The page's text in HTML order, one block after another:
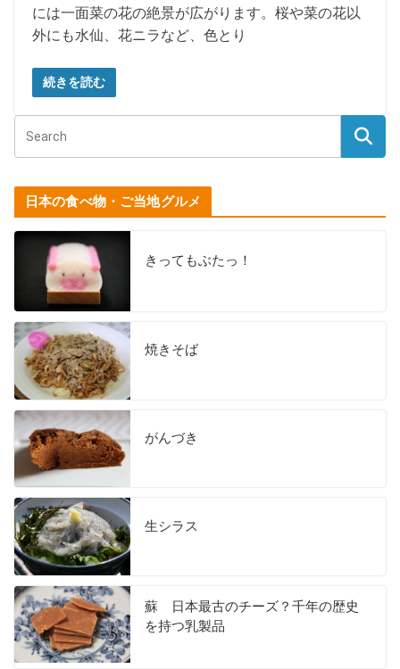
には一面菜の花の絶景が広がります。桜や菜の花以
外にも水仙、花ニラなど、色とり
続きを読む
日本の食べ物・ご当地グルメ
きってもぶたっ！
焼きそば
がんづき
生シラス
蘇 日本最古のチーズ？千年の歴史
を持つ乳製品